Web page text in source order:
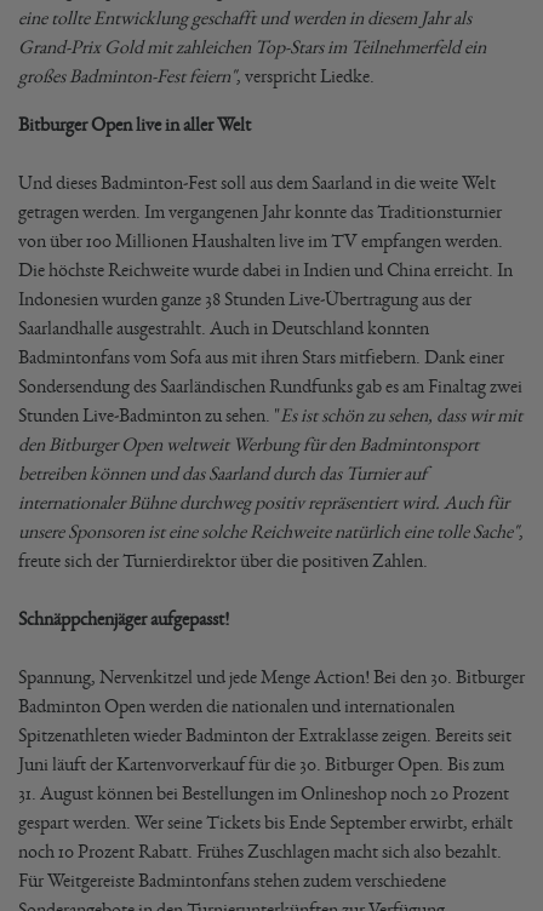
eine tollte Entwicklung geschafft und werden in diesem Jahr als
Grand-Prix Gold mit zahleichen Top-Stars im Teilnehmerfeld ein
großes Badminton-Fest feiern", verspricht Liedke.
Bitburger Open live in aller Welt
Und dieses Badminton-Fest soll aus dem Saarland in die weite Welt
getragen werden. Im vergangenen Jahr konnte das Traditionsturnier
von über 100 Millionen Haushalten live im TV empfangen werden.
Die höchste Reichweite wurde dabei in Indien und China erreicht. In
Indonesien wurden ganze 38 Stunden Live-Übertragung aus der
Saarlandhalle ausgestrahlt. Auch in Deutschland konnten
Badmintonfans vom Sofa aus mit ihren Stars mitfiebern. Dank einer
Sondersendung des Saarländischen Rundfunks gab es am Finaltag zwei
Stunden Live-Badminton zu sehen. "Es ist schön zu sehen, dass wir mit
den Bitburger Open weltweit Werbung für den Badmintonsport
betreiben können und das Saarland durch das Turnier auf
internationaler Bühne durchweg positiv repräsentiert wird. Auch für
unsere Sponsoren ist eine solche Reichweite natürlich eine tolle Sache",
freute sich der Turnierdirektor über die positiven Zahlen.
Schnäppchenjäger aufgepasst!
Spannung, Nervenkitzel und jede Menge Action! Bei den 30. Bitburger
Badminton Open werden die nationalen und internationalen
Spitzenathleten wieder Badminton der Extraklasse zeigen. Bereits seit
Juni läuft der Kartenvorverkauf für die 30. Bitburger Open. Bis zum
31. August können bei Bestellungen im Onlineshop noch 20 Prozent
gespart werden. Wer seine Tickets bis Ende September erwirbt, erhält
noch 10 Prozent Rabatt. Frühes Zuschlagen macht sich also bezahlt.
Für Weitgereiste Badmintonfans stehen zudem verschiedene